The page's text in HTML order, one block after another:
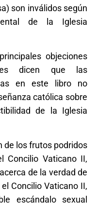
son inválidos según
de la Iglesia
objeciones
dicen que las
en este libro no
católica sobre
de la Iglesia
de los frutos podridos
Concilio Vaticano II,
de la verdad de
Concilio Vaticano II,
escándalo sexual